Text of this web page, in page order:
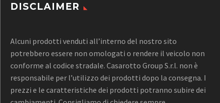
DISCLAIMER
Alcuni prodotti venduti all’interno del nostro sito
potrebbero essere non omologati o rendere il veicolo non
conforme al codice stradale. Casarotto Group S.r.l. non è
responsabile per l’utilizzo dei prodotti dopo la consegna. I
prezzi e le caratteristiche dei prodotti potranno subire dei